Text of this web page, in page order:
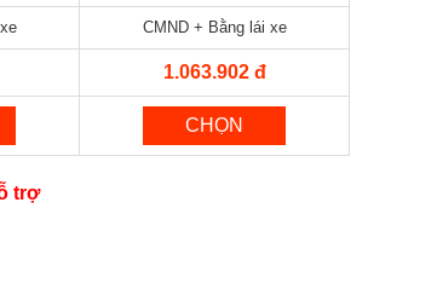
CMND + Bằng lái xe
1.063.902 đ
CHỌN
trợ